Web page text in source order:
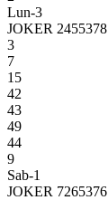
Lun-3
JOKER 2455378
3
7
15
42
43
49
44
9
Sab-1
JOKER 7265376